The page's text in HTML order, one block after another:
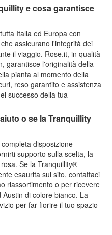
e cosa garantisce
Italia ed Europa con
assicurano l'integrità dei
il viaggio. Rose.it, in qualità
garantisce l'originalità della
pianta al momento della
reso garantito e assistenza
successo della tua
o se la Tranquillity
disposizione
supporto sulla scelta, la
Se la Tranquillity®
esaurita sul sito, contattaci
riassortimento o per ricevere
di colore bianco. La
per far fiorire il tuo spazio